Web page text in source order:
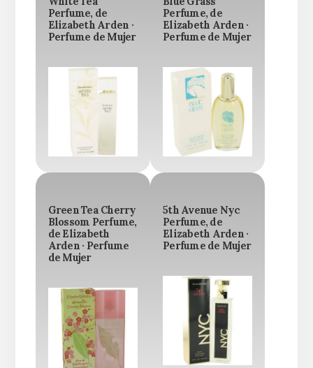
Perfume, de
Elizabeth Arden ·
Perfume de Mujer
Perfume, de
Elizabeth Arden ·
Perfume de Mujer
Green Tea Cherry
Blossom Perfume,
de Elizabeth
Arden · Perfume
de Mujer
5th Avenue Nyc
Perfume, de
Elizabeth Arden ·
Perfume de Mujer